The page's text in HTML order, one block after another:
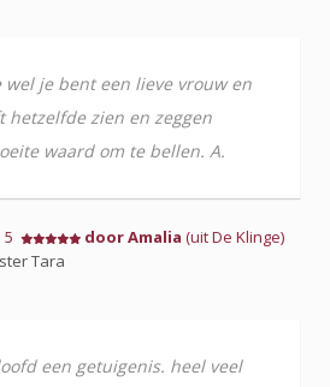
wel je bent een lieve vrouw en
hetzelfde zien en zeggen
waard om te bellen. A.
door Amalia (uit De Klinge)
Tara
een getuigenis. heel veel